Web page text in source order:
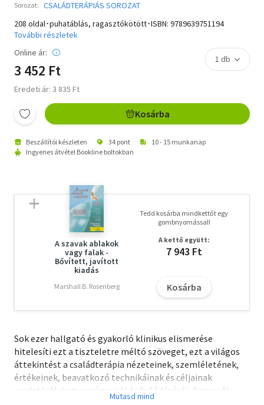
Sorozat: CSALÁDTERÁPIÁS SOROZAT
208 oldal･puhatáblás, ragasztókötött･ISBN: 9789639751194
További részletek
Online ár:
3 452 Ft
Eredeti ár: 3 835 Ft
Kosárba
Beszállítói készleten 34 pont
10 - 15 munkanap
Ingyenes átvétel Bookline boltokban
A szavak ablakok
vagy falak -
Bővített, javított
kiadás
Marshall B. Rosenberg
Tedd kosárba mindkettőt egy
gombnyomással!
A kettő együtt:
7 943 Ft
Kosárba
Sok ezer hallgató és gyakorló klinikus elismerése
hitelesíti ezt a tiszteletre méltó szöveget, ezt a világos
áttekintést a családterápia nézeteinek, szemléletének,
értékeinek, beavatkozó technikáinak és céljainak
eredetéről, hagyományairól és fejlődéséről. A szerzők